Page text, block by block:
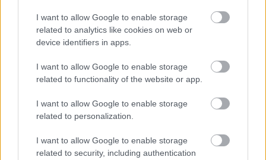
I want to allow Google to enable storage
related to analytics like cookies on web or
device identifiers in apps.
I want to allow Google to enable storage
related to functionality of the website or app.
I want to allow Google to enable storage
related to personalization.
I want to allow Google to enable storage
related to security, including authentication